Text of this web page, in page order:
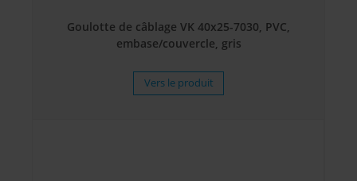
Goulotte de câblage VK 40x25-7030, PVC,
embase/couvercle, gris
Vers le produit